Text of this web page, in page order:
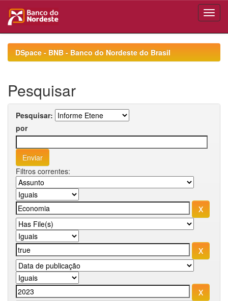
navigationDSpace - BNB - Banco do Nordeste do Brasil
Pesquisar
Pesquisar:
por
Filtros correntes: